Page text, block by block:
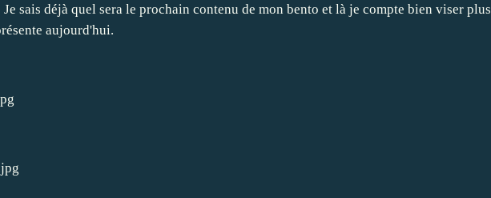
sais déjà quel sera le prochain contenu de mon bento et là je compte bien viser plus
aujourd'hui.